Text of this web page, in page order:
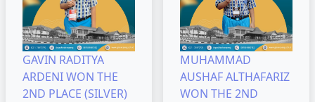
GAVIN RADITYA
ARDENI WON THE
2ND PLACE (SILVER)
MUHAMMAD
AUSHAF ALTHAFARIZ
WON THE 2ND